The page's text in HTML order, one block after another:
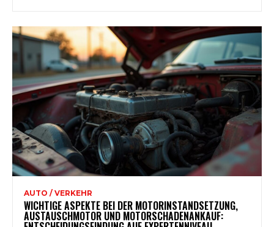
AUTO / VERKEHR
WICHTIGE ASPEKTE BEI DER MOTORINSTANDSETZUNG,
AUSTAUSCHMOTOR UND MOTORSCHADENANKAUF: